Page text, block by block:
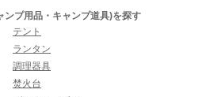
ンプ用品・キャンプ道具)を探す
テント
ランタン
調理器具
焚火台